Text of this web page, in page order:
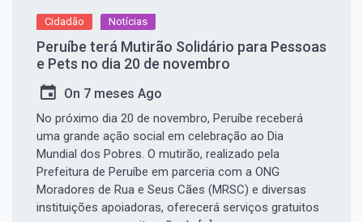
Cidadão Notícias
Peruíbe terá Mutirão Solidário para Pessoas
e Pets no dia 20 de novembro
On 7 meses Ago
No próximo dia 20 de novembro, Peruíbe receberá
uma grande ação social em celebração ao Dia
Mundial dos Pobres. O mutirão, realizado pela
Prefeitura de Peruíbe em parceria com a ONG
Moradores de Rua e Seus Cães (MRSC) e diversas
instituições apoiadoras, oferecerá serviços gratuitos